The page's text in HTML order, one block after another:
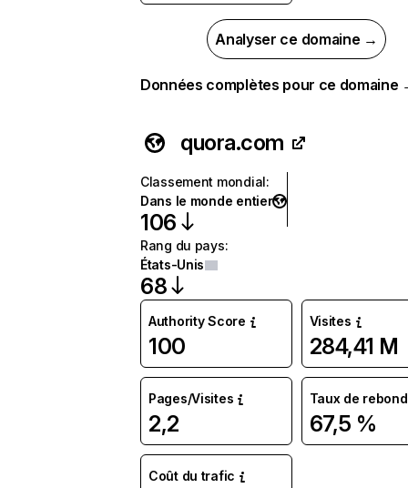
Analyser ce domaine →
Données complètes pour ce domaine
quora.com
Classement mondial:
Dans le monde entier
106
Rang du pays:
États-Unis
68
Authority Score
100
Visites
284,41 M
Pages/Visites
2,2
Taux de rebond
67,5 %
Coût du trafic